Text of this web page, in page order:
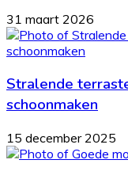
31 maart 2026
Stralende
schoonmaken
15 december 2025